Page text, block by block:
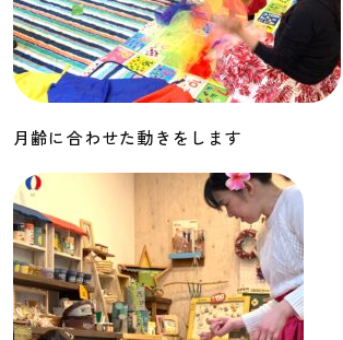
月齢に合わせた動きをします